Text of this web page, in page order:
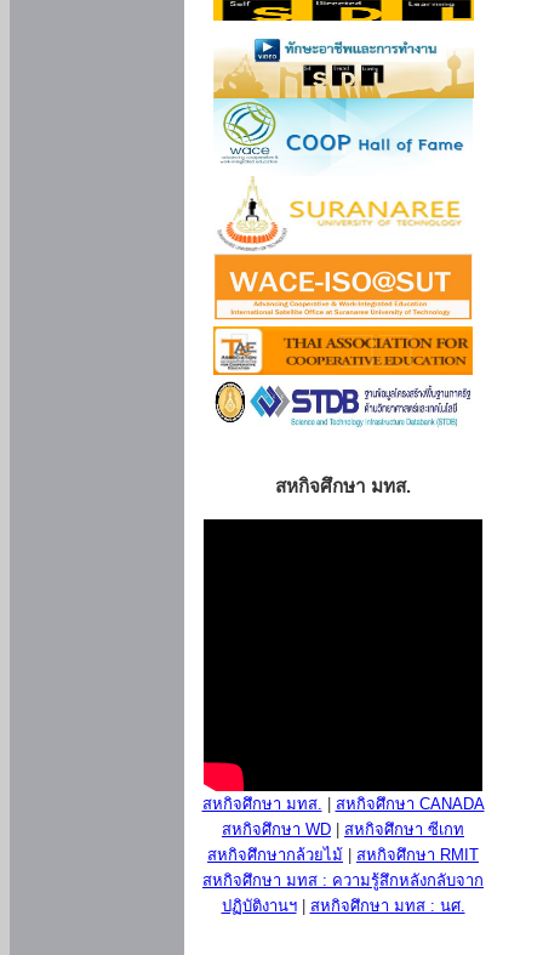
สหกิจศึกษา มทส.
สหกิจศึกษา มทส.
สหกิจศึกษา CANADA
สหกิจศึกษา WD
สหกิจศึกษา ซีเกท
สหกิจศึกษากล้วยไม้
สหกิจศึกษา RMIT
สหกิจศึกษา มทส : ความรู้สึกหลังกลับจาก
ปฏิบัติงานฯ| สหกิจศึกษา มทส : นศ.